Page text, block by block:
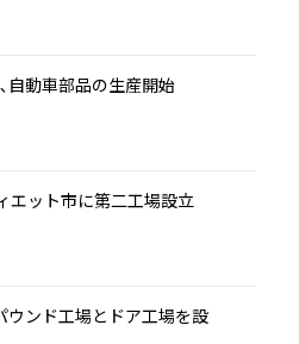
自動車部品の生産開始
エット市に第二工場設立
ンド工場とドア工場を設